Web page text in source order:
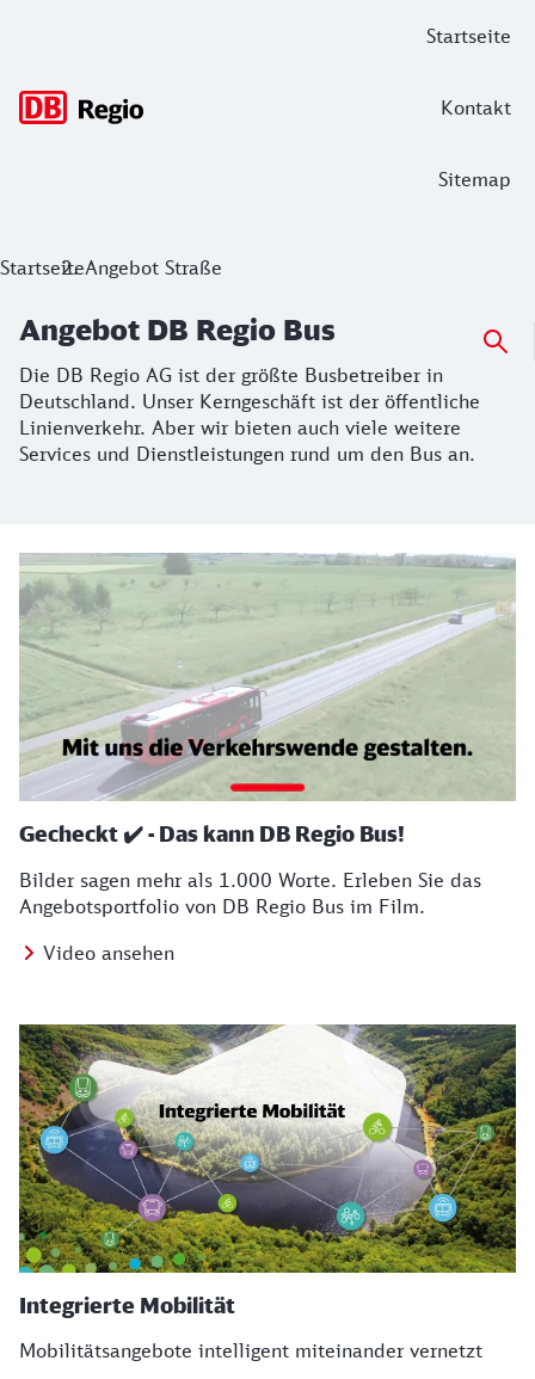
Startseite
Kontakt
Sitemap
Angebot DB Regio Bus
StartseiteAngebot Straße
Angebot DB Regio Bus
Die DB Regio AG ist der größte Busbetreiber in
Deutschland. Unser Kerngeschäft ist der öffentliche
Linienverkehr. Aber wir bieten auch viele weitere
Services und Dienstleistungen rund um den Bus an.
Gecheckt ✔️ - Das kann DB Regio Bus!
Bilder sagen mehr als 1.000 Worte. Erleben Sie das
Angebotsportfolio von DB Regio Bus im Film.
Video ansehen
Integrierte Mobilität
Mobilitätsangebote intelligent miteinander vernetzt